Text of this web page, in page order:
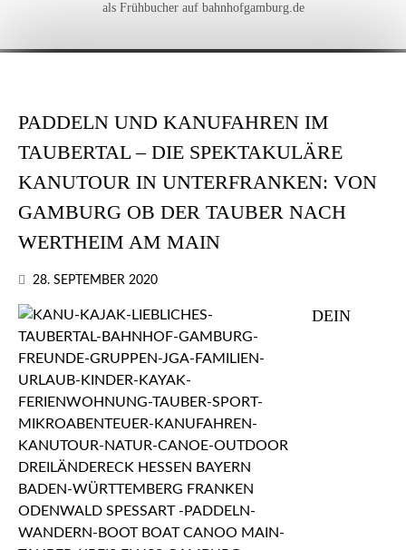
als Frühbucher auf bahnhofgamburg.de
PADDELN UND KANUFAHREN IM
TAUBERTAL – DIE SPEKTAKULÄRE
KANUTOUR IN UNTERFRANKEN: VON
GAMBURG OB DER TAUBER NACH
WERTHEIM AM MAIN
28. SEPTEMBER 2020
DEIN